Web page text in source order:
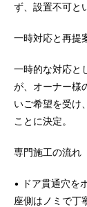
ず、設置不可と
一時対応と再提
一時的な対応と
が、オーナー様
いご希望を受け
ことに決定。
専門施工の流れ
• ドア貫通穴を
座側はノミで丁